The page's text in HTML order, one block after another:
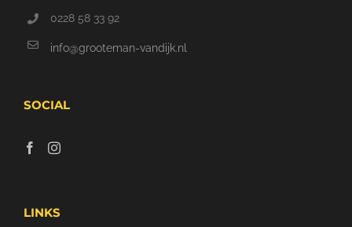
0228 58 33 92
info@grooteman-vandijk.nl
SOCIAL
LINKS